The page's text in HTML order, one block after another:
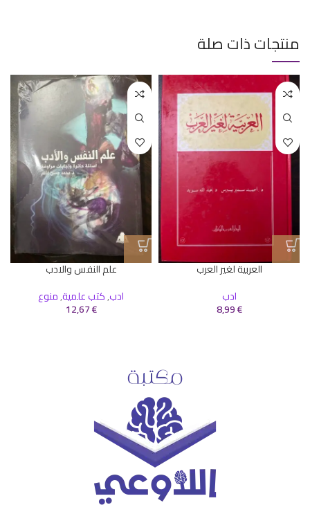
منتجات ذات صلة
العربية لغير العرب
ادب
8,99€
علم النفس والادب
ادب,كتب علمية,منوع
12,67€